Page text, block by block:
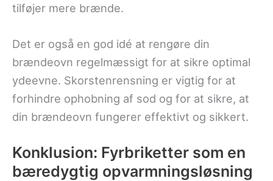
tilføjer mere brænde.
Det er også en god idé at rengøre din
brændeovn regelmæssigt for at sikre optimal
ydeevne. Skorstenrensning er vigtig for at
forhindre ophobning af sod og for at sikre, at
din brændeovn fungerer effektivt og sikkert.
Konklusion: Fyrbriketter som en
bæredygtig opvarmningsløsning